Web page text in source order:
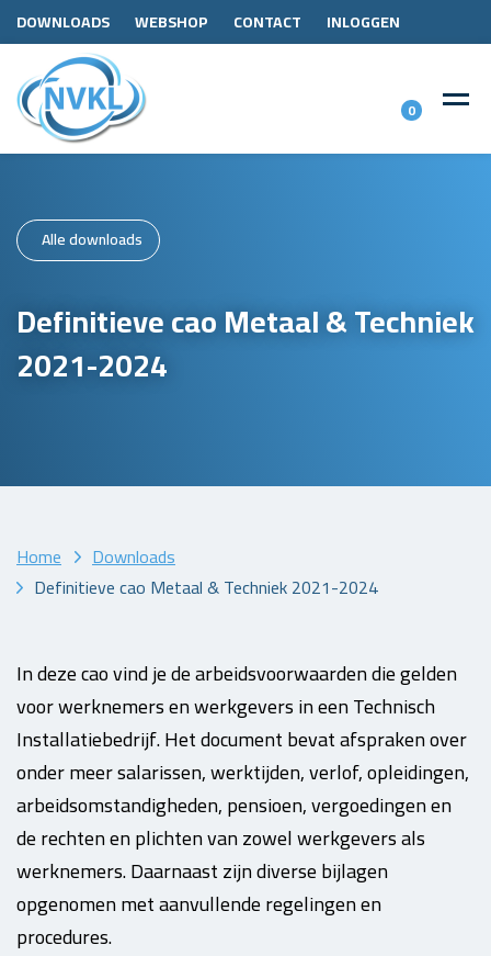
DOWNLOADS WEBSHOP CONTACT INLOGGEN
0
Alle downloads
Definitieve cao Metaal & Techniek
2021-2024
Home
Downloads
Definitieve cao Metaal & Techniek 2021-2024
In deze cao vind je de arbeidsvoorwaarden die gelden
voor werknemers en werkgevers in een Technisch
Installatiebedrijf. Het document bevat afspraken over
onder meer salarissen, werktijden, verlof, opleidingen,
arbeidsomstandigheden, pensioen, vergoedingen en
de rechten en plichten van zowel werkgevers als
werknemers. Daarnaast zijn diverse bijlagen
opgenomen met aanvullende regelingen en
procedures.